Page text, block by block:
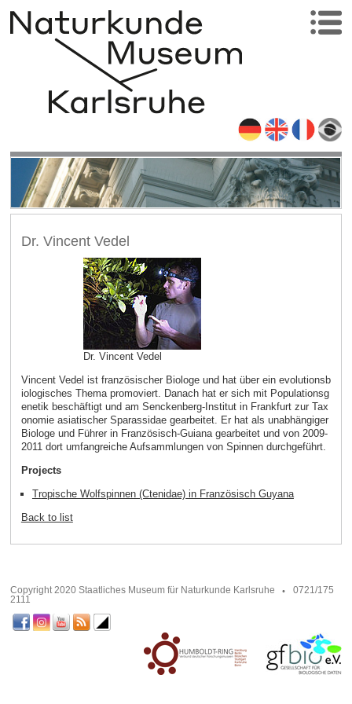
Dr. Vincent Vedel
Dr. Vincent Vedel
Vincent Vedel ist französischer Biologe und hat über ein evolutionsb
iologisches Thema promoviert. Danach hat er sich mit Populationsg
enetik beschäftigt und am Senckenberg-Institut in Frankfurt zur Tax
onomie asiatischer Sparassidae gearbeitet. Er hat als unabhängiger
Biologe und Führer in Französisch-Guiana gearbeitet und von 2009-
2011 dort umfangreiche Aufsammlungen von Spinnen durchgeführt.
Projects
Tropische Wolfspinnen (Ctenidae) in Französisch Guyana
Back to list
Copyright 2020 Staatliches Museum für Naturkunde Karlsruhe
0721/175
2111